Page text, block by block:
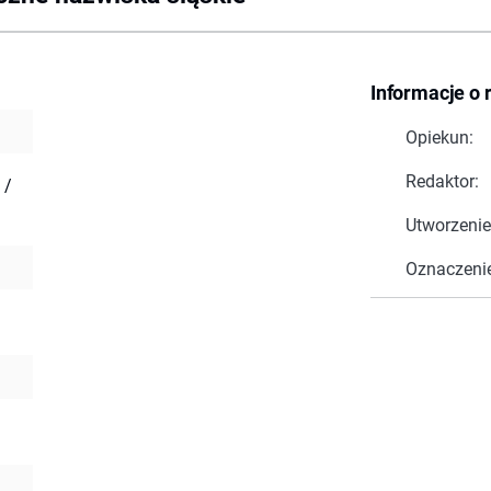
Informacje o
Opiekun:
Redaktor:
/